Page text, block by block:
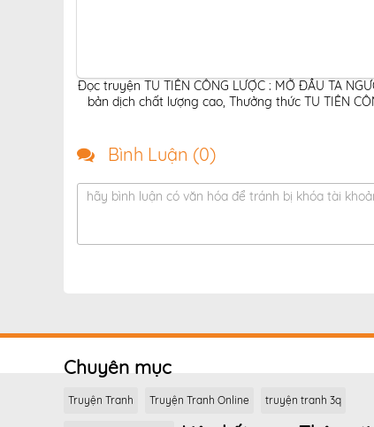
Đọc truyện TU TIÊN CÔNG LƯỢC : MỞ ĐẦU TA
bản dịch chất lượng cao, Thưởng thức TU TIÊN
Bình Luận (0)
hãy bình luận có văn hóa để tránh bị khóa tài
Chuyên mục
Truyện Tranh Truyện Tranh Online truyện tranh 3q